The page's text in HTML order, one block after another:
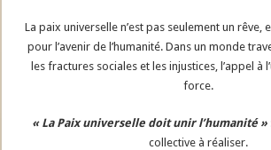
La paix universelle n’est pas seulement un rêve,
pour l’avenir de l’humanité. Dans un monde
les fractures sociales et les injustices, l’appel à
force.
« La Paix universelle doit unir l’humanité »
collective à réaliser.